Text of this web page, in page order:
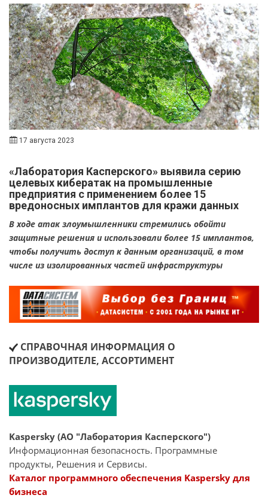
17 августа 2023
«Лаборатория Касперского» выявила серию
целевых кибератак на промышленные
предприятия с применением более 15
вредоносных имплантов для кражи данных
В ходе атак злоумышленники стремились обойти
защитные решения и использовали более 15 имплантов,
чтобы получить доступ к данным организаций, в том
числе из изолированных частей инфраструктуры
СПРАВОЧНАЯ ИНФОРМАЦИЯ О
ПРОИЗВОДИТЕЛЕ, АССОРТИМЕНТ
Kaspersky (АО "Лаборатория Касперского")
Информационная безопасность. Программные
продукты, Решения и Сервисы.
Каталог программного обеспечения Kaspersky для
бизнеса